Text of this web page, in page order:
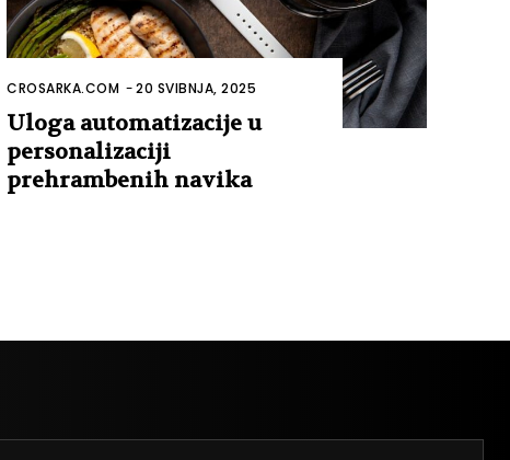
CROSARKA.COM -20 SVIBNJA, 2025
Uloga automatizacije u
personalizaciji
prehrambenih navika